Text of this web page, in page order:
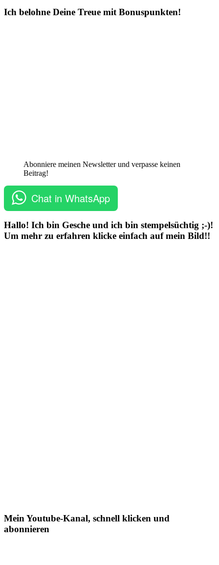
Ich belohne Deine Treue mit Bonuspunkten!
Abonniere meinen Newsletter und verpasse keinen
Beitrag!
Chat in WhatsApp
Hallo! Ich bin Gesche und ich bin stempelsüchtig ;-)!
Um mehr zu erfahren klicke einfach auf mein Bild!!
Mein Youtube-Kanal, schnell klicken und
abonnieren